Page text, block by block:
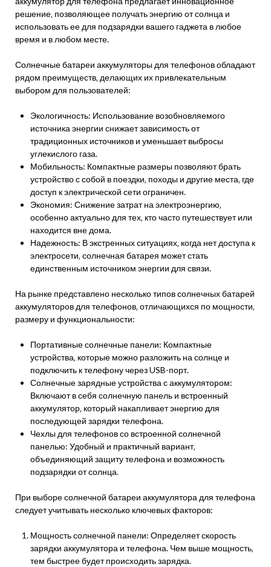
решение‚ позволяющее получать энергию от солнца и
использовать ее для подзарядки вашего гаджета в любое
время и в любом месте.
Солнечные батареи аккумуляторы для телефонов обладают
рядом преимуществ‚ делающих их привлекательным
выбором для пользователей:
Экологичность: Использование возобновляемого
источника энергии снижает зависимость от
традиционных источников и уменьшает выбросы
углекислого газа.
Мобильность: Компактные размеры позволяют брать
устройство с собой в поездки‚ походы и другие места‚ где
доступ к электрической сети ограничен.
Экономия: Снижение затрат на электроэнергию‚
особенно актуально для тех‚ кто часто путешествует или
находится вне дома.
Надежность: В экстренных ситуациях‚ когда нет доступа к
электросети‚ солнечная батарея может стать
единственным источником энергии для связи.
На рынке представлено несколько типов солнечных батарей
аккумуляторов для телефонов‚ отличающихся по мощности‚
размеру и функциональности:
Портативные солнечные панели: Компактные
устройства‚ которые можно разложить на солнце и
подключить к телефону через USB-порт.
Солнечные зарядные устройства с аккумулятором:
Включают в себя солнечную панель и встроенный
аккумулятор‚ который накапливает энергию для
последующей зарядки телефона.
Чехлы для телефонов со встроенной солнечной
панелью: Удобный и практичный вариант‚
объединяющий защиту телефона и возможность
подзарядки от солнца.
При выборе солнечной батареи аккумулятора для телефона
следует учитывать несколько ключевых факторов:
Мощность солнечной панели: Определяет скорость
зарядки аккумулятора и телефона. Чем выше мощность‚
тем быстрее будет происходить зарядка.